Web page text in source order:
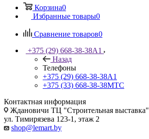
Корзина0
Избранные товары0
Сравнение товаров0
+375 (29) 668-38-38A1
Назад
Телефоны
+375 (29) 668-38-38A1
+375 (33) 668-38-38МТС
Контактная информация
Ждановичи ТЦ "Строительная выставка"
ул. Тимирязева 123-1, этаж 2
shop@lemart.by